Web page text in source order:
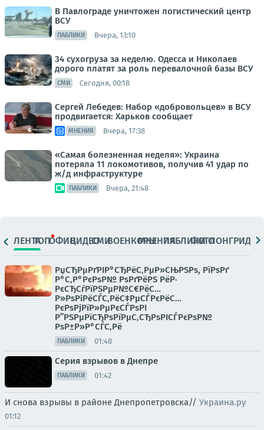
В Павлограде уничтожен логистический центр
ВСУ
ПАБЛИКИ Вчера, 13:10
34 сухогруза за неделю. Одесса и Николаев
дорого платят за роль перевалочной базы ВСУ
СМИ Сегодня, 00:18
Сергей Лебедев: Набор «добровольцев» в ВСУ
продвигается: Харьков сообщает
МНЕНИЯ Вчера, 17:38
«Самая болезненная неделя»: Украина
потеряла 11 локомотивов, получив 41 удар по
ж/д инфраструктуре
ПАБЛИКИ Вчера, 21:48
ЛЕНТАТОПОФИЦ.ВИДЕОСМИВОЕНКОРЫМНЕНИЯПАБЛИКИ
ФОТОЛОНГРИДЫ
РџСЂРµРґРІР°СЂРёС‚РµР»СЊРЅРѕ, РїРѕРґ
Р°С‚Р°РєРѕР№ РѕРґРёРЅ РёР·
РєСЂСѓРїРЅРµР№С€РёС…
Р»РѕРіРёСЃС‚РёС‡РµСЃРєРёС…
РєРѕРјРїР»РµРєСЃРѕРІ
Р”РЅРµРїСЂРѕРїРµС‚СЂРѕРІСЃРєРѕР№
РѕР±Р»Р°СЃС‚Рё
ПАБЛИКИ 01:48
Серия взрывов в Днепре
ПАБЛИКИ 01:42
И снова взрывы в районе Днепропетровска// Украина.ру
01:12